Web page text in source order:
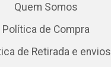
Quem Somos
Política de Compra
de Retirada e envios